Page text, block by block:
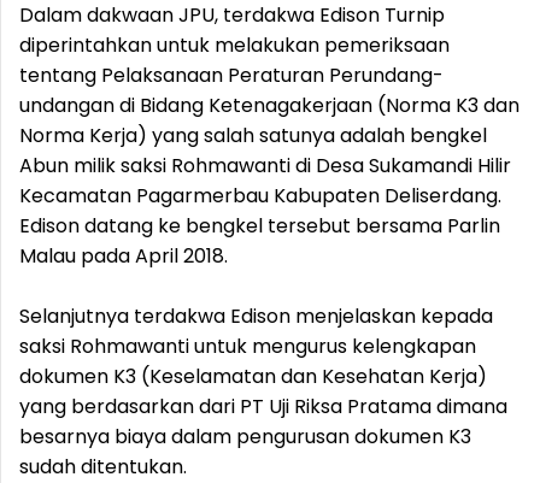
Dalam dakwaan JPU, terdakwa Edison Turnip
diperintahkan untuk melakukan pemeriksaan
tentang Pelaksanaan Peraturan Perundang-
undangan di Bidang Ketenagakerjaan (Norma K3 dan
Norma Kerja) yang salah satunya adalah bengkel
Abun milik saksi Rohmawanti di Desa Sukamandi Hilir
Kecamatan Pagarmerbau Kabupaten Deliserdang.
Edison datang ke bengkel tersebut bersama Parlin
Malau pada April 2018.
Selanjutnya terdakwa Edison menjelaskan kepada
saksi Rohmawanti untuk mengurus kelengkapan
dokumen K3 (Keselamatan dan Kesehatan Kerja)
yang berdasarkan dari PT Uji Riksa Pratama dimana
besarnya biaya dalam pengurusan dokumen K3
sudah ditentukan.